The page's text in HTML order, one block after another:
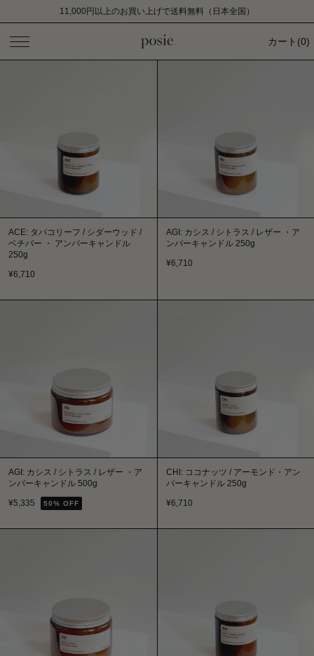
11,000円以上のお買い上げで送料無料（日本全国）
カート (0)
ACE: タバコリーフ / シダーウッド /
ベチバー ・ アンバーキャンドル
250g
¥6,710
AGI: カシス / シトラス / レザー ・ア
ンバーキャンドル 250g
¥6,710
AGI: カシス / シトラス / レザー ・ア
ンバーキャンドル 500g
¥5,335 50% OFF
CHI: ココナッツ / アーモンド・アン
バーキャンドル 250g
¥6,710